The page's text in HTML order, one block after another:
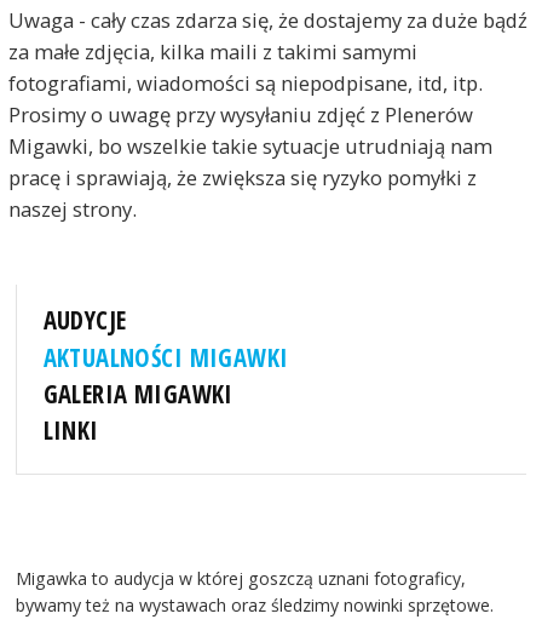
Uwaga - cały czas zdarza się, że dostajemy za duże bądź
za małe zdjęcia, kilka maili z takimi samymi
fotografiami, wiadomości są niepodpisane, itd, itp.
Prosimy o uwagę przy wysyłaniu zdjęć z Plenerów
Migawki, bo wszelkie takie sytuacje utrudniają nam
pracę i sprawiają, że zwiększa się ryzyko pomyłki z
naszej strony.
AUDYCJE
AKTUALNOŚCI MIGAWKI
GALERIA MIGAWKI
LINKI
Migawka to audycja w której goszczą uznani fotograficy,
bywamy też na wystawach oraz śledzimy nowinki sprzętowe.